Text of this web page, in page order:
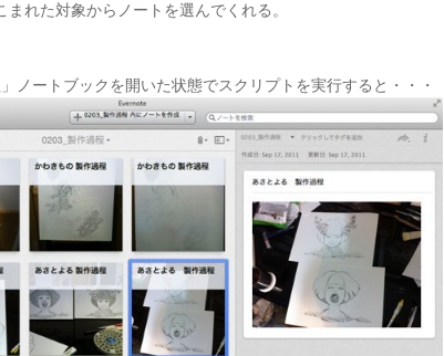
れた対象からノートを選んでくれる。
ノートブックを開いた状態でスクリプトを実行すると・・・